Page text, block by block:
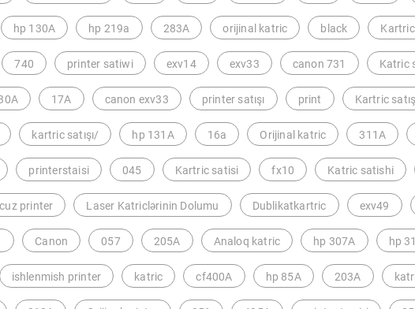
hp 130A hp 219a 283A orijinal katric black
740 printer satiwi exv14 exv33 canon 731 Katric
17A canon exv33 printer satışı print Kartric
kartric satışı/ hp 131A 16a Orijinal katric 311A
printerstaisi 045 Kartric satisi fx10 Katric satishi
printer Laser Katriclərinin Dolumu Dublikatkartric exv49
Canon 057 205A Analoq katric hp 307A hp
ishlenmish printer katric cf400A hp 85A 203A